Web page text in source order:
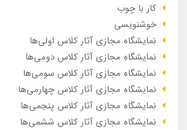
کار با چوب
خوشنویسی
نمایشگاه مجازی آثار کلاس اولی‌ها
نمایشگاه مجازی آثار کلاس دومی‌ها
نمایشگاه مجازی آثار کلاس سومی‌ها
نمایشگاه مجازی آثار کلاس چهارمی‌ها
نمایشگاه مجازی آثار کلاس پنجمی‌ها
نمایشگاه مجازی آثار کلاس ششمی‌ها